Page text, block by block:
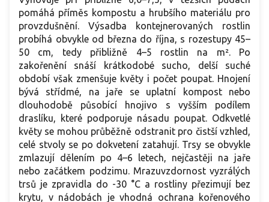
pomáhá příměs kompostu a hrubšího materiálu pro
provzdušnění. Výsadba kontejnerovaných rostlin
probíhá obvykle od března do října, s rozestupy 45–
50 cm, tedy přibližně 4–5 rostlin na m². Po
zakořenění snáší krátkodobé sucho, delší suché
období však zmenšuje květy i počet poupat. Hnojení
bývá střídmé, na jaře se uplatní kompost nebo
dlouhodobě působící hnojivo s vyšším podílem
draslíku, které podporuje násadu poupat. Odkvetlé
květy se mohou průběžně odstranit pro čistší vzhled,
celé stvoly se po dokvetení zatahují. Trsy se obvykle
zmlazují dělením po 4–6 letech, nejčastěji na jaře
nebo začátkem podzimu. Mrazuvzdornost vyzrálých
trsů je zpravidla do -30 °C a rostliny přezimují bez
krytu, v nádobách je vhodná ochrana kořenového